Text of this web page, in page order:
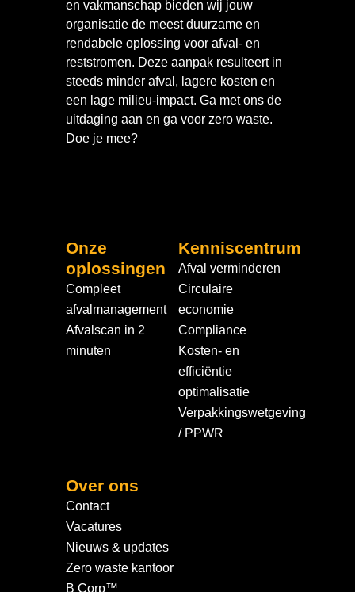
en vakmanschap bieden wij jouw
organisatie de meest duurzame en
rendabele oplossing voor afval- en
reststromen. Deze aanpak resulteert in
steeds minder afval, lagere kosten en
een lage milieu-impact. Ga met ons de
uitdaging aan en ga voor zero waste.
Doe je mee?
Onze
oplossingen
Compleet
afvalmanagement
Afvalscan in 2
minuten
Kenniscentrum
Afval verminderen
Circulaire
economie
Compliance
Kosten- en
efficiëntie
optimalisatie
Verpakkingswetgeving
/ PPWR
Over ons
Contact
Vacatures
Nieuws & updates
Zero waste kantoor
B Corp™